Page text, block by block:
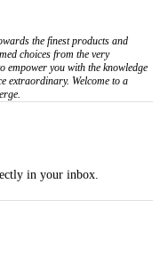
the finest products and
choices from the very
empower you with the knowledge
extraordinary. Welcome to a
in your inbox.